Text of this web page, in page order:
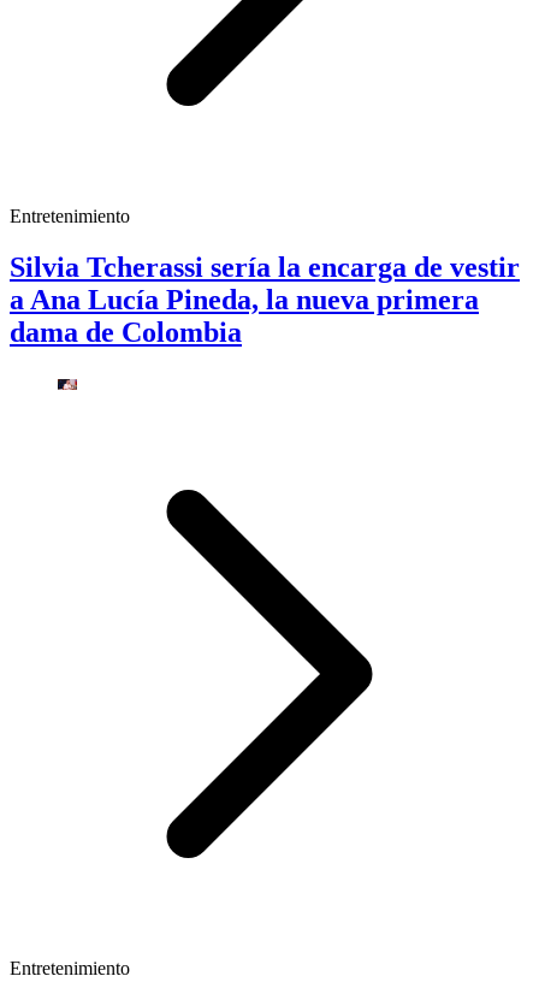
Entretenimiento
Silvia Tcherassi sería la encarga de vestir
a Ana Lucía Pineda, la nueva primera
dama de Colombia
Entretenimiento